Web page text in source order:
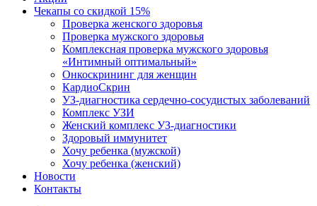
Чекапы со скидкой 15%
Проверка женского здоровья
Проверка мужского здоровья
Комплексная проверка мужского здоровья
«Интимный оптимальный»
Онкоcкрининг для женщин
КардиоСкрин
УЗ-диагностика сердечно-сосудистых заболеваний
Комплекс УЗИ
Женский комплекс УЗ-диагностики
Здоровый иммунитет
Хочу ребенка (мужской)
Хочу ребенка (женский)
Новости
Контакты